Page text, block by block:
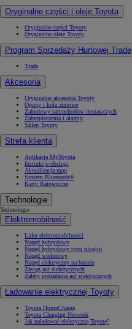
Oryginalne części i oleje Toyota
Oryginalne części Toyoty
Oryginalne oleje Toyoty
Program Sprzedaży Hurtowej Trade
Trade
Akcesoria
Oryginalne akcesoria Toyoty
Opony i koła zimowe
Zabudowy samochodów dostawczych
Zabezpieczenia i alarmy
Sklep Toyoty
Strefa klienta
Aplikacja MyToyota
Instrukcje obsługi
Aktualizacja map
System Bluetooth®
Karty Ratownicze
Technologie
Technologie
Elektromobilność
Lider elektromobilności
Napęd hybrydowy
Napęd hybrydowy typu plug-in
Napęd wodorowy
Napęd elektryczny na baterię
Zasięg aut elektrycznych
Zalety posiadania aut elektrycznych
Ładowanie elektrycznej Toyoty
Toyota HomeCharge
Toyota Charging Network
Jak naładować elektryczną Toyotę?